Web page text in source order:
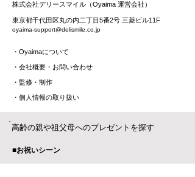
株式会社デリースマイル（Oyaima 運営会社）
東京都千代田区丸の内二丁目5番2号 三菱ビル11F
oyaima-support@delismile.co.jp
・ Oyaimaについて
・ 会社概要・お問い合わせ
​・監修・制作
​・ 個人情報の取り扱い
高齢の親や祖父母へのプレゼントを探す
■お祝いシーン